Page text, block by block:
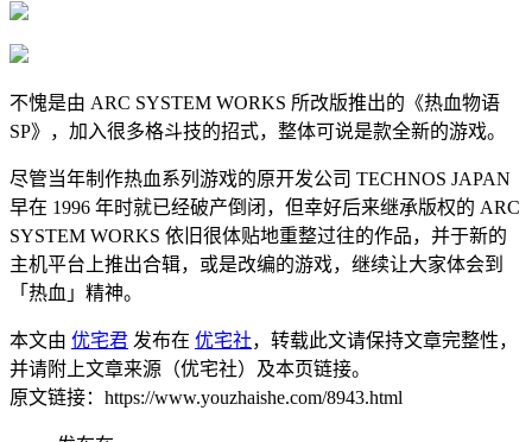
不愧是由 ARC SYSTEM WORKS 所改版推出的《热血物语
SP》，加入很多格斗技的招式，整体可说是款全新的游戏。
尽管当年制作热血系列游戏的原开发公司 TECHNOS JAPAN
早在 1996 年时就已经破产倒闭，但幸好后来继承版权的 ARC
SYSTEM WORKS 依旧很体贴地重整过往的作品，并于新的
主机平台上推出合辑，或是改编的游戏，继续让大家体会到
「热血」精神。
本文由 优宅君 发布在 优宅社，转载此文请保持文章完整性，
并请附上文章来源（优宅社）及本页链接。
原文链接：https://www.youzhaishe.com/8943.html